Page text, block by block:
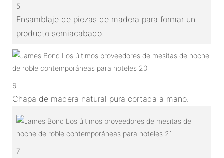
5
Ensamblaje de piezas de madera para formar un
producto semiacabado.
6
Chapa de madera natural pura cortada a mano.
7